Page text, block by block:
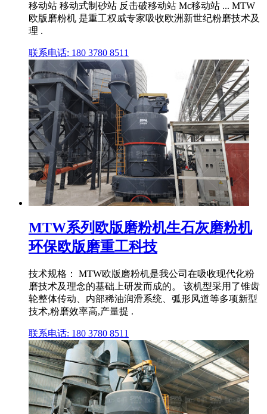
移动站 移动式制砂站 反击破移动站 Mc移动站 ... MTW
欧版磨粉机 是重工权威专家吸收欧洲新世纪粉磨技术及
理 .
联系电话: 180 3780 8511
MTW系列欧版磨粉机生石灰磨粉机
环保欧版磨重工科技
技术规格： MTW欧版磨粉机是我公司在吸收现代化粉
磨技术及理念的基础上研发而成的。 该机型采用了锥齿
轮整体传动、内部稀油润滑系统、弧形风道等多项新型
技术,粉磨效率高,产量提 .
联系电话: 180 3780 8511